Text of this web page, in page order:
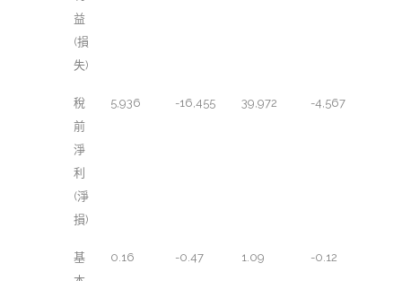
益
(損
失)
稅
前
淨
利
(淨
損)
5,936 -16,455 39,972 -4,567
基
0.16 -0.47 1.09 -0.12